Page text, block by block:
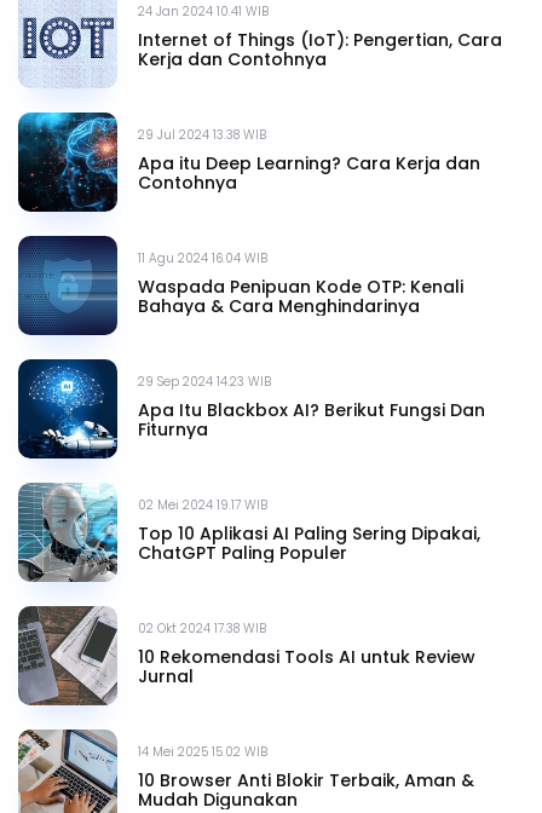
24 Jan 2024 10.41 WIB
Internet of Things (IoT): Pengertian, Cara
Kerja dan Contohnya
29 Jul 2024 13.38 WIB
Apa itu Deep Learning? Cara Kerja dan
Contohnya
11 Agu 2024 16.04 WIB
Waspada Penipuan Kode OTP: Kenali
Bahaya & Cara Menghindarinya
29 Sep 2024 14.23 WIB
Apa Itu Blackbox AI? Berikut Fungsi Dan
Fiturnya
02 Mei 2024 19.17 WIB
Top 10 Aplikasi AI Paling Sering Dipakai,
ChatGPT Paling Populer
02 Okt 2024 17.38 WIB
10 Rekomendasi Tools AI untuk Review
Jurnal
14 Mei 2025 15.02 WIB
10 Browser Anti Blokir Terbaik, Aman &
Mudah Digunakan